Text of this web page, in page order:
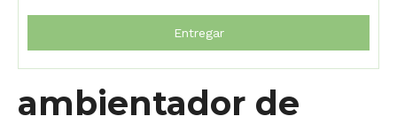
Entregar
ambientador de